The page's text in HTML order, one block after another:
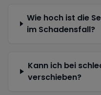
Wie hoch ist die
im Schadensfall?
Kann ich bei
verschieben?